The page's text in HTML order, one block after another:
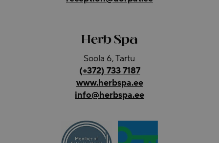
Herb Spa
Soola 6, Tartu
(+372) 733 7187
www.herbspa.ee
info@herbspa.ee